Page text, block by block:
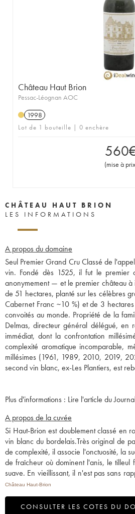
Château Haut Brion
Pessac-Léognan AOC
1998
Lot de 1 bouteille | 0 enchère
560
(mise à prix
CHÂTEAU HAUT BRION
LES INFORMATIONS
A propos du domaine
Seul Premier Grand Cru Classé de
vin. Fondé dès 1525, il fut le
anonymement — et le premier château à
de 51 hectares, planté sur les célèbres
Cabernet Franc ~10 %) et de 3
convoités au monde. Propriété de la
Delmas, directeur général délégué, en
immédiat, dont la confrontation
complexité aromatique incomparable,
millésimes (1961, 1989, 2010, 2019,
Plus d'informations : Lire l'article du
A propos de la cuvée
Si Haut-Brion est doublement classé en
vin blanc du bordelais.Très original de
de complexité, il associe l'onctuosité, la
de fraîcheur où dominent l'anis, le tilleul
suave. En vieillissant, il n'est pas sans
Château Haut-Brion
CONSULTER LES COTES DU